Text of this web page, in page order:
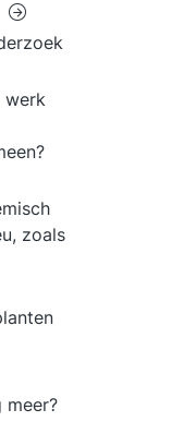
werk
zoals
meer?